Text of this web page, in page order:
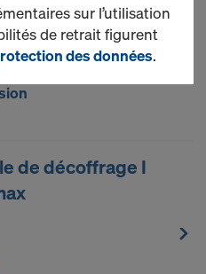
de décoffrage I
sur l’utilisation
de retrait figurent
des données.